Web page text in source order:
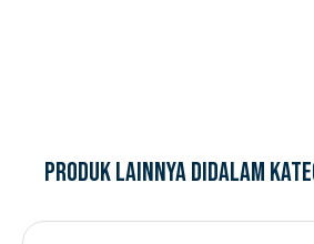
Produk lainnya didalam